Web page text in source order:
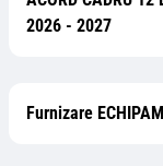
2026 - 2027
Furnizare